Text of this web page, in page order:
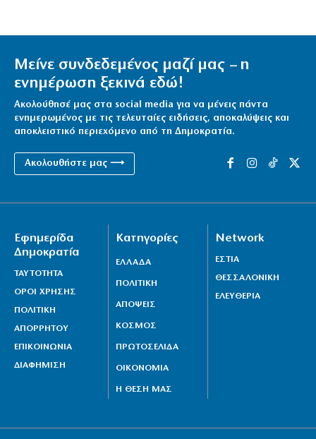
Μείνε συνδεδεμένος μαζί μας – η
ενημέρωση ξεκινά εδώ!
Ακολούθησέ μας στα social media για να μένεις πάντα
ενημερωμένος με τις τελευταίες ειδήσεις, αποκαλύψεις και
αποκλειστικό περιεχόμενο από τη Δημοκρατία.
Ακολουθήστε μας ⟶
Εφημερίδα
Δημοκρατία
ΤΑΥΤΟΤΗΤΑ
ΟΡΟΙ ΧΡΗΣΗΣ
ΠΟΛΙΤΙΚΗ
ΑΠΟΡΡΗΤΟΥ
ΕΠΙΚΟΙΝΩΝΙΑ
ΔΙΑΦΗΜΙΣΗ
Κατηγορίες
ΕΛΛΑΔΑ
ΠΟΛΙΤΙΚΗ
ΑΠΟΨΕΙΣ
ΚΟΣΜΟΣ
ΠΡΩΤΟΣΕΛΙΔΑ
ΟΙΚΟΝΟΜΙΑ
Η ΘΕΣΗ ΜΑΣ
Network
ΕΣΤΙΑ
ΘΕΣΣΑΛΟΝΙΚΗ
ΕΛΕΥΘΕΡΙΑ